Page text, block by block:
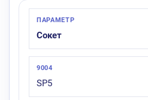
Сокет
SP5